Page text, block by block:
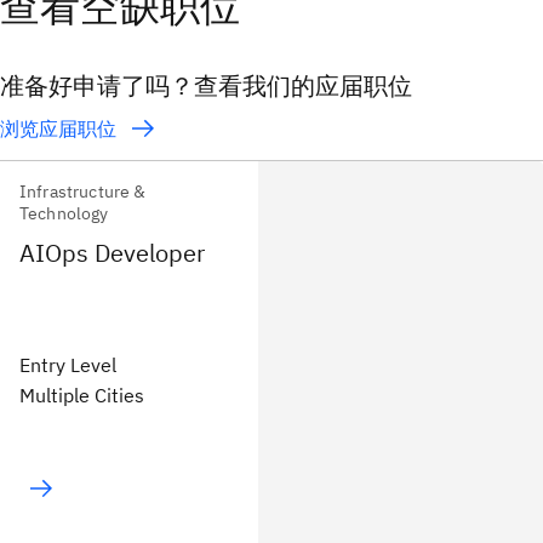
准备好申请了吗？查看我们的应届职位
浏览应届职位
Infrastructure &
Technology
AIOps Developer
Entry Level
Multiple Cities